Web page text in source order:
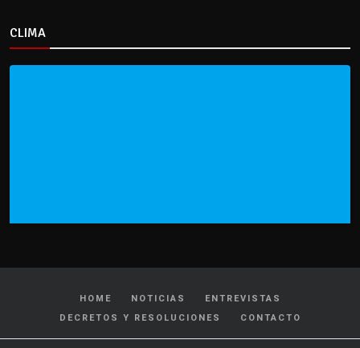
CLIMA
HOME NOTICIAS
ENTREVISTAS
DECRETOS Y RESOLUCIONES
CONTACTO